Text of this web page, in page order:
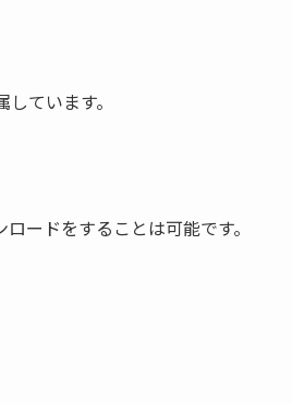
ています。
ードをすることは可能です。